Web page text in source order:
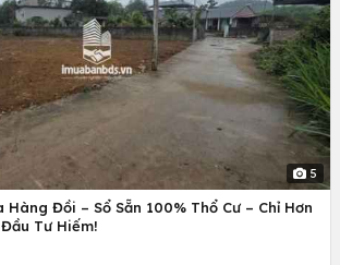
5
Đồi – Sổ Sẵn 100% Thổ Cư – Chỉ Hơn
Tư Hiếm!